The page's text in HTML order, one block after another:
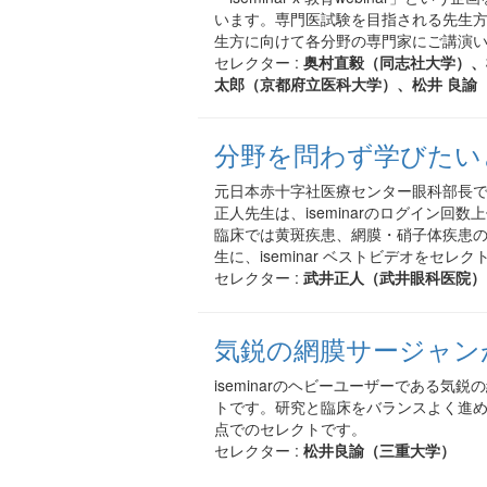
います。専門医試験を目指される先生
生方に向けて各分野の専門家にご講演
セレクター : 奥村直毅（同志社大学）
太郎（京都府立医科大学）、松井 良諭
分野を問わず学びた
元日本赤十字社医療センター眼科部長
正人先生は、iseminarのログイン回数
臨床では黄斑疾患、網膜・硝子体疾患
生に、iseminar ベストビデオをセレク
セレクター : 武井正人（武井眼科医院）
気鋭の網膜サージャ
iseminarのヘビーユーザーである気鋭
トです。研究と臨床をバランスよく進
点でのセレクトです。
セレクター : 松井良諭（三重大学）